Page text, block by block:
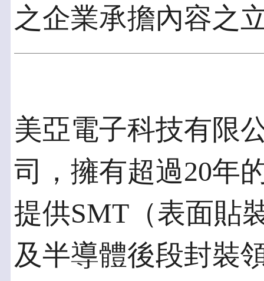
之企業承擔內容之
美亞電子科技有限
司，擁有超過20年
提供SMT（表面貼
及半導體後段封裝